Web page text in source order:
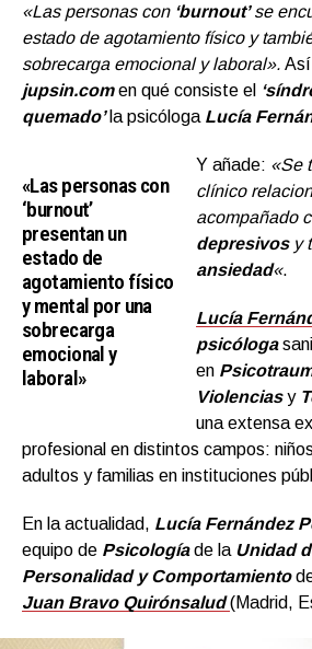
«Las personas con ‘burnout’se
estado de agotamiento físico y
sobrecarga emocional y laboral».
jupsin.comen qué consiste el
quemado’la psicóloga Lucía
«Las personas con
‘burnout’
presentan un
estado de
agotamiento físico
y mental por una
sobrecarga
emocional y
laboral»
Y añade: «Se
clínico
acompañado
depresivosy
ansiedad«.
Lucía
psicóloga
en
Violenciasy
una extensa
profesional en distintos campos:
adultos y familias en instituciones
En la actualidad, Lucía Fernández
equipo de Psicologíade la Unidad
Personalidad y Comportamiento
Juan Bravo Quirónsalud (Madrid,